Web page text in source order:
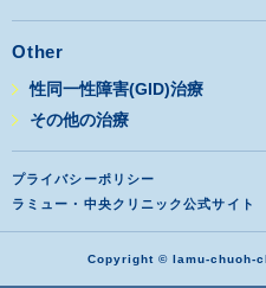
Other
性同一性障害(GID)治療
その他の治療
プライバシーポリシー
ラミュー・中央クリニック公式サイト
Copyright © lamu-chuoh-